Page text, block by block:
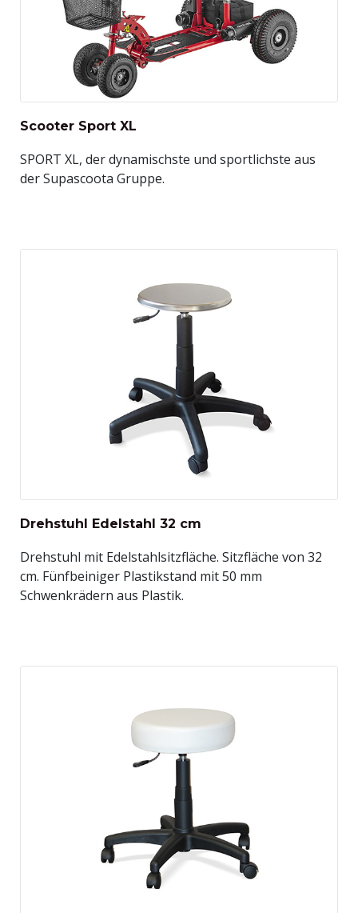
Scooter Sport XL
SPORT XL, der dynamischste und sportlichste aus
der Supascoota Gruppe.
Drehstuhl Edelstahl 32 cm
Drehstuhl mit Edelstahlsitzfläche. Sitzfläche von 32
cm. Fünfbeiniger Plastikstand mit 50 mm
Schwenkrädern aus Plastik.